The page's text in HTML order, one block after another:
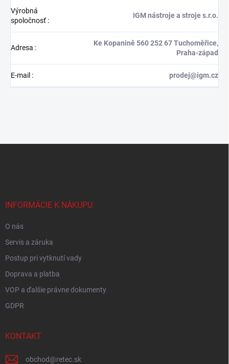
Výrobná
spoločnosť:
IGM nástroje a stroje s.r.o.
Adresa :
Ke Kopanině 560 252 67 Tuchoměřice,
Praha-západ
E-mail : prodej@igm.cz
INFORMÁCIE K NÁKUPU
O nás
Servis a záruka
Postup pri vytknutí vady
Doprava a platba
VOP a ďalšie právne dokumenty
GDPR
KONTAKT
obchod@retec.sk